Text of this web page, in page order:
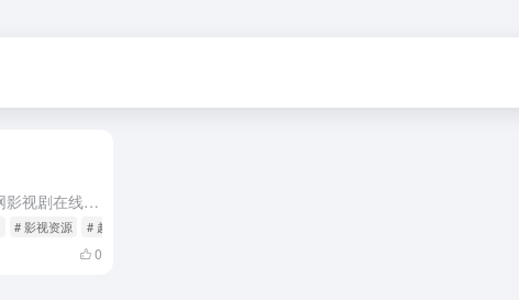
趣映坊影视是一个提供全网影视剧在线观看的综合平台，主要服务于需要快速获取最新影视内容的用户。
# 影视资源 # 趣映坊影视
0